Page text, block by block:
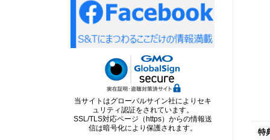
特
当サイトはグローバルサイン社によりセキ
ュリティ認証をされています。
SSL/TLS対応ページ（https）からの情報送
信は暗号化により保護されます。